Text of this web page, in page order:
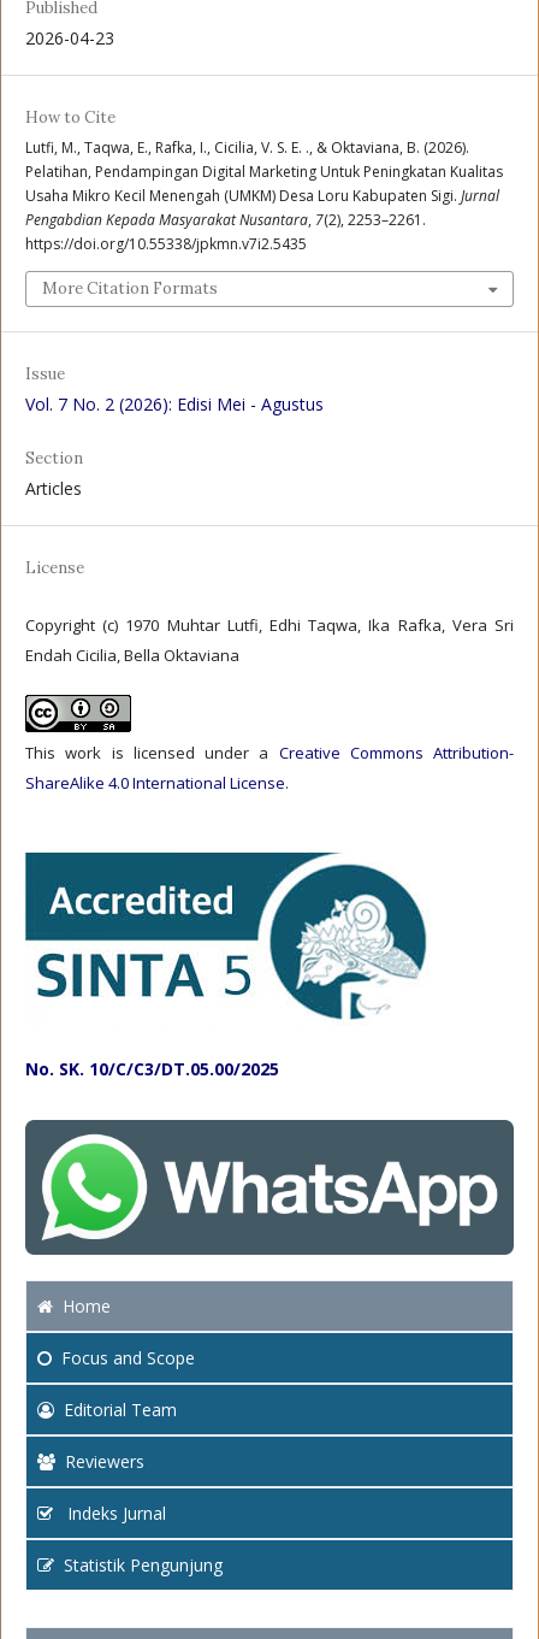
Published
2026-04-23
How to Cite
Lutfi, M., Taqwa, E., Rafka, I., Cicilia, V. S. E. ., & Oktaviana, B. (2026).
Pelatihan, Pendampingan Digital Marketing Untuk Peningkatan Kualitas
Usaha Mikro Kecil Menengah (UMKM) Desa Loru Kabupaten Sigi. Jurnal
Pengabdian Kepada Masyarakat Nusantara, 7(2), 2253–2261.
https://doi.org/10.55338/jpkmn.v7i2.5435
More Citation Formats
Issue
Vol. 7 No. 2 (2026): Edisi Mei - Agustus
Section
Articles
License
Copyright (c) 1970 Muhtar Lutfi, Edhi Taqwa, Ika Rafka, Vera Sri
Endah Cicilia, Bella Oktaviana
This work is licensed under a Creative Commons Attribution-
ShareAlike 4.0 International License.
No. SK. 10/C/C3/DT.05.00/2025
Home
Focus and Scope
Editorial Team
Reviewers
Indeks Jurnal
Statistik Pengunjung